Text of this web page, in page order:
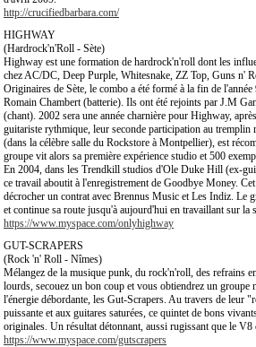
propos
http://crucifiedbarbara.com/
HIGHWAY
(Hardrock'n'Roll - Sète)
Highway est une formation de hardrock'n'roll dont les
chez AC/DC, Deep Purple, Whitesnake, ZZ Top, Guns n'
Originaires de Sète, le combo a été formé à la fin de
Romain Chambert (batterie). Ils ont été rejoints par J.M
(chant). 2002 sera une année charnière pour Highway,
guitariste rythmique, leur seconde participation au
(dans la célèbre salle du Rockstore à Montpellier), est
groupe vit alors sa première expérience studio et 500
En 2004, dans les Trendkill studios d'Ole Duke Hill (ex-
ce travail aboutit à l'enregistrement de Goodbye Money.
décrocher un contrat avec Brennus Music et Les Indiz. Le
et continue sa route jusqu'à aujourd'hui en travaillant sur la
https://www.myspace.com/onlyhighway
GUT-SCRAPERS
(Rock 'n' Roll - Nîmes)
Mélangez de la musique punk, du rock'n'roll, des refrains
lourds, secouez un bon coup et vous obtiendrez un groupe
l'énergie débordante, les Gut-Scrapers. Au travers de leur
puissante et aux guitares saturées, ce quintet de bons
originales. Un résultat détonnant, aussi rugissant que le V8
https://www.myspace.com/gutscrapers